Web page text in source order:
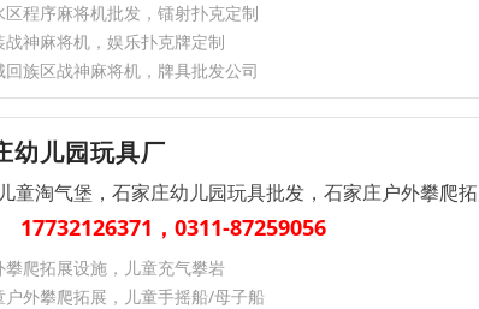
区程序麻将机批发，镭射扑克定制
战神麻将机，娱乐扑克牌定制
回族区战神麻将机，牌具批发公司
幼儿园玩具厂
童淘气堡，石家庄幼儿园玩具批发，石家庄户外攀爬
17732126371，0311-87259056
攀爬拓展设施，儿童充气攀岩
户外攀爬拓展，儿童手摇船/母子船